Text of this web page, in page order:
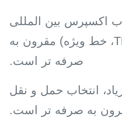
اکسپرس بین المللی
(TNT، FedEx، DHL، UPS، خط ویژه) مقرون به
صرفه تر است.
انتخاب حمل و نقل
به صرفه تر است.